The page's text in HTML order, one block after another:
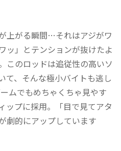
上がる瞬間…それはアジがワ
ッ」とテンションが抜けたよ
このロッドは追従性の高いソ
て、そんな極小バイトも逃し
ムでもめちゃくちゃ見やす
ップに採用。「目で見てアタ
劇的にアップしています